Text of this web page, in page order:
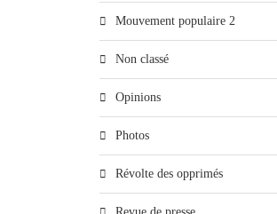
Mouvement populaire 2
Non classé
Opinions
Photos
Révolte des opprimés